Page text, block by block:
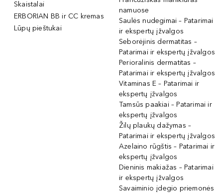
Skaistalai
ERBORIAN BB ir CC kremas
Lūpų pieštukai
namuose
Saulės nudegimai – Patarimai
ir ekspertų įžvalgos
Seborėjinis dermatitas –
Patarimai ir ekspertų įžvalgos
Perioralinis dermatitas –
Patarimai ir ekspertų įžvalgos
Vitaminas E – Patarimai ir
ekspertų įžvalgos
Tamsūs paakiai – Patarimai ir
ekspertų įžvalgos
Žilų plaukų dažymas –
Patarimai ir ekspertų įžvalgos
Azelaino rūgštis – Patarimai ir
ekspertų įžvalgos
Dieninis makiažas – Patarimai
ir ekspertų įžvalgos
Savaiminio įdegio priemonės